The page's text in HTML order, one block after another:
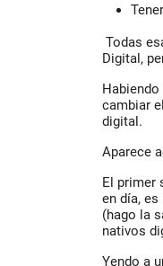
Todas
Digital,
cambiar
digital.
Aparece
El primer
en día,
(hago la
nativos
Yendo a